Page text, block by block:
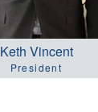
Keth Vincent
President